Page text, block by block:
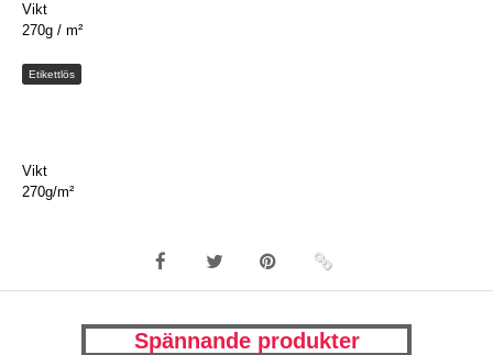
Vikt
270g / m²
Etikettlös
Vikt
270g/m²
Spännande produkter